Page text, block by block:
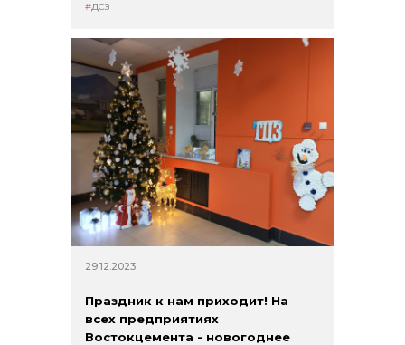
ДСЗ
29.12.2023
Праздник к нам приходит! На
всех предприятиях
Востокцемента - новогоднее